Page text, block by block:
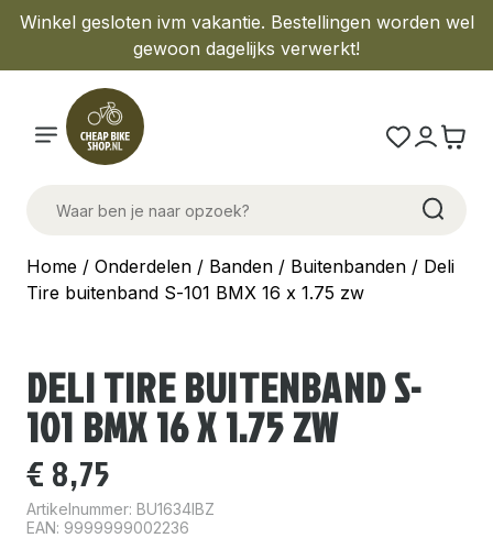
Winkel gesloten ivm vakantie. Bestellingen worden wel
gewoon dagelijks verwerkt!
Home / Onderdelen / Banden / Buitenbanden / Deli
Tire buitenband S-101 BMX 16 x 1.75 zw
DELI TIRE BUITENBAND S-
101 BMX 16 X 1.75 ZW
€ 8,75
Artikelnummer: BU1634IBZ
EAN: 9999999002236